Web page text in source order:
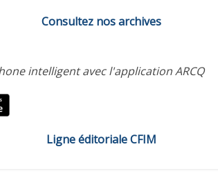
Consultez nos archives
intelligent avec l'application ARCQ
Ligne éditoriale CFIM